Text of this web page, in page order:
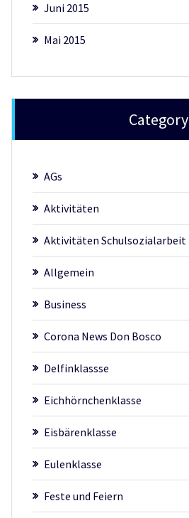
Juni 2015
Mai 2015
Category
AGs
Aktivitäten
Aktivitäten Schulsozialarbeit
Allgemein
Business
Corona News Don Bosco
Delfinklassse
Eichhörnchenklasse
Eisbärenklasse
Eulenklasse
Feste und Feiern